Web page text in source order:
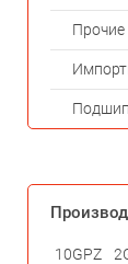
10GPZ